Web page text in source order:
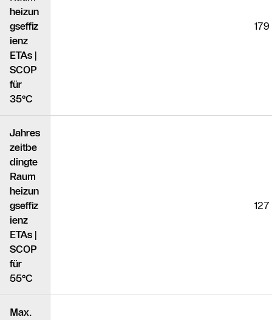
heizun
gseffiz
ienz
ETAs |
SCOP
für
35°C
Jahres
zeitbe
dingte
Raum
heizun
gseffiz
ienz
ETAs |
SCOP
für
55°C
Max.